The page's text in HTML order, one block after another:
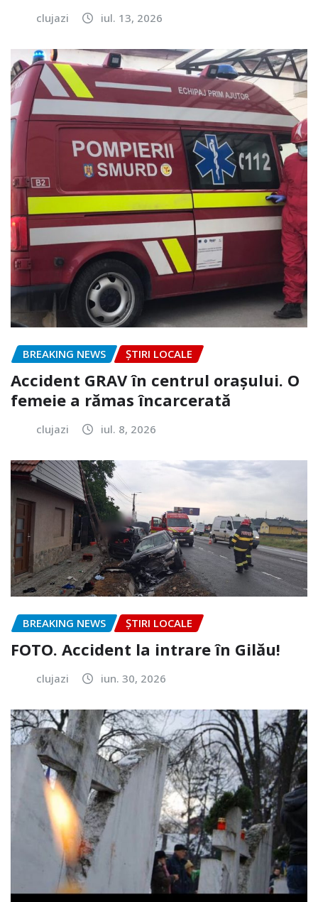
clujazi iul. 13, 2026
BREAKING NEWS ȘTIRI LOCALE
Accident GRAV în centrul orașului. O
femeie a rămas încarcerată
clujazi iul. 8, 2026
BREAKING NEWS ȘTIRI LOCALE
FOTO. Accident la intrare în Gilău!
clujazi iun. 30, 2026